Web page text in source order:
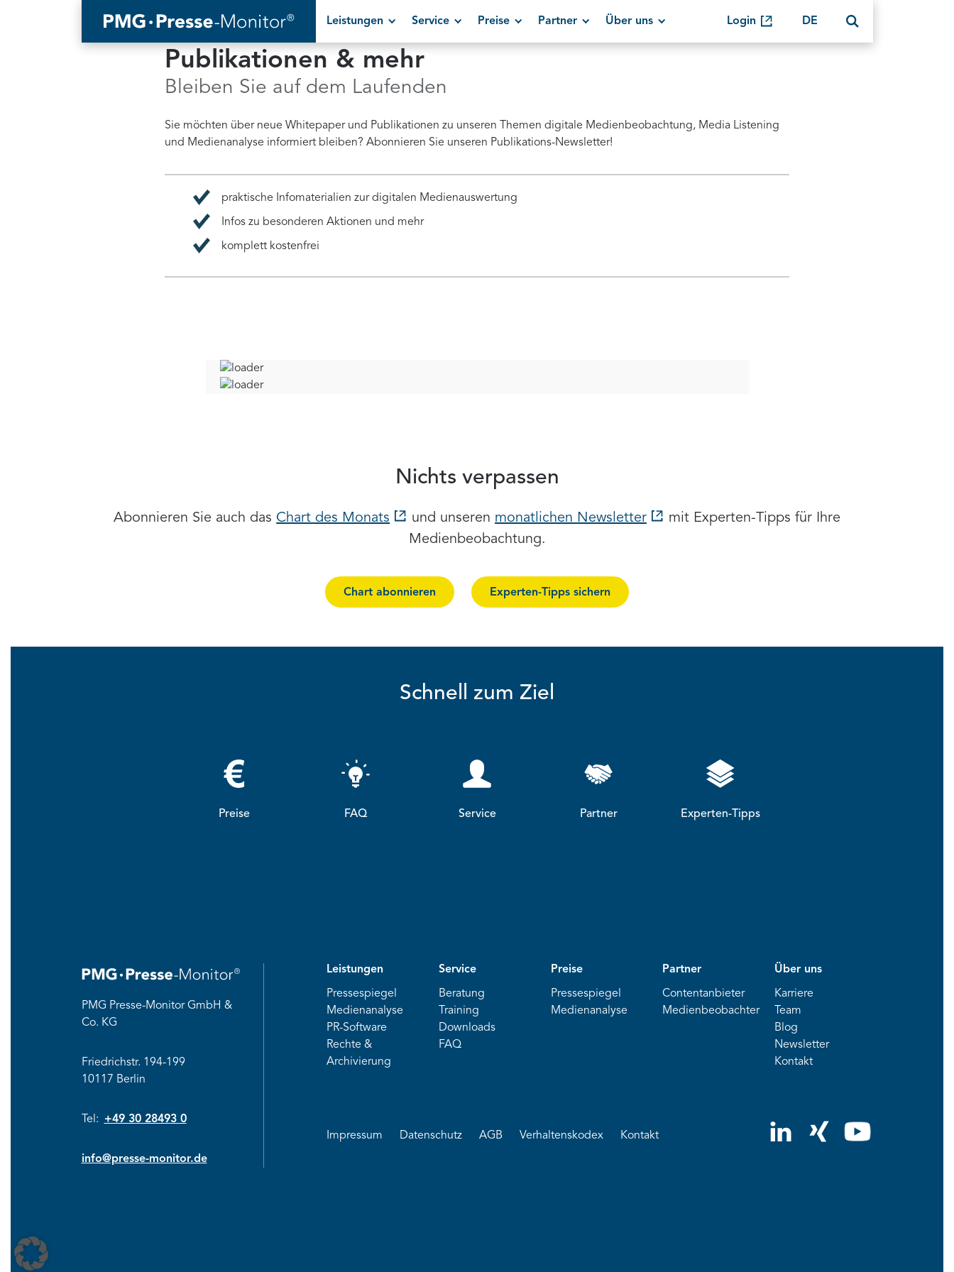
Leistungen Service Preise Partner Über uns Login DE
Publikationen & mehr
Bleiben Sie auf dem Laufenden
Sie möchten über neue Whitepaper und Publikationen zu unseren Themen digitale Medienbeobachtung, Media Listening
und Medienanalyse informiert bleiben? Abonnieren Sie unseren Publikations-Newsletter!
praktische Infomaterialien zur digitalen Medienauswertung
Infos zu besonderen Aktionen und mehr
komplett kostenfrei
Nichts verpassen
Abonnieren Sie auch das Chart des Monats und unseren monatlichen Newsletter
mit Experten-Tipps für Ihre
Medienbeobachtung.
Chart abonnieren Experten-Tipps sichern
Schnell zum Ziel
Preise FAQ Service Partner Experten-Tipps
PMG Presse-Monitor GmbH &
Co. KG
Friedrichstr. 194-199
10117 Berlin
Tel: +49 30 28493 0
info@presse-monitor.de
Leistungen
Pressespiegel
Medienanalyse
PR-Software
Rechte &
Archivierung
Service
Beratung
Training
Downloads
FAQ
Preise
Pressespiegel
Medienanalyse
Partner
Contentanbieter
Medienbeobachter
Über uns
Karriere
Team
Blog
Newsletter
Kontakt
Impressum Datenschutz AGB Verhaltenskodex Kontakt